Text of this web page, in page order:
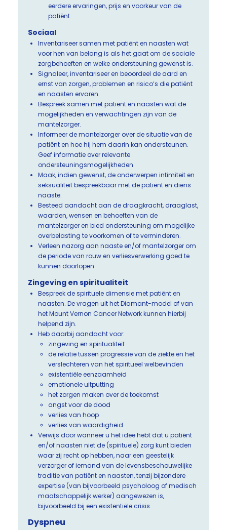
eerdere ervaringen, prijs en voorkeur van de
patiënt.
Sociaal
Inventariseer samen met patiënt en naasten wat
voor hen van belang is als het gaat om de sociale
zorgbehoeften en welke ondersteuning gewenst is.
Signaleer, inventariseer en beoordeel de aard en
ernst van zorgen, problemen en risico’s die patiënt
en naasten ervaren.
Bespreek samen met patiënt en naasten wat de
mogelijkheden en verwachtingen zijn van de
mantelzorger.
Informeer de mantelzorger over de situatie van de
patiënt en hoe hij hem daarin kan ondersteunen.
Geef informatie over relevante
ondersteuningsmogelijkheden
Maak, indien gewenst, de onderwerpen intimiteit en
seksualiteit bespreekbaar met de patiënt en diens
naaste.
Besteed aandacht aan de draagkracht, draaglast,
waarden, wensen en behoeften van de
mantelzorger en bied ondersteuning om mogelijke
overbelasting te voorkomen of te verminderen.
Verleen nazorg aan naaste en/of mantelzorger om
de periode van rouw en verliesverwerking goed te
kunnen doorlopen.
Zingeving en spiritualiteit
Bespreek de spirituele dimensie met patiënt en
naasten. De vragen uit het Diamant-model of van
het Mount Vernon Cancer Network kunnen hierbij
helpend zijn.
Heb daarbij aandacht voor:
zingeving en spiritualiteit
de relatie tussen progressie van de ziekte en het
verslechteren van het spiritueel welbevinden
existentiële eenzaamheid
emotionele uitputting
het zorgen maken over de toekomst
angst voor de dood
verlies van hoop
verlies van waardigheid
Verwijs door wanneer u het idee hebt dat u patiënt
en/of naasten niet de (spirituele) zorg kunt bieden
waar zij recht op hebben, naar een geestelijk
verzorger of iemand van de levensbeschouwelijke
traditie van patiënt en naasten, tenzij bijzondere
expertise (van bijvoorbeeld psycholoog of medisch
maatschappelijk werker) aangewezen is,
bijvoorbeeld bij een existentiële crisis.
Dyspneu